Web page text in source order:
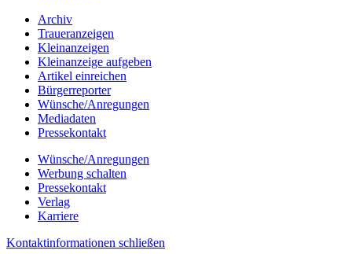
Archiv
Traueranzeigen
Kleinanzeigen
Kleinanzeige aufgeben
Artikel einreichen
Bürgerreporter
Wünsche/Anregungen
Mediadaten
Pressekontakt
Wünsche/Anregungen
Werbung schalten
Pressekontakt
Verlag
Karriere
Kontaktinformationen schließen